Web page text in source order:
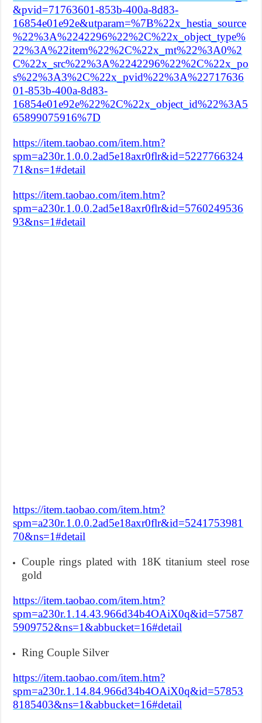
&pvid=71763601-853b-400a-8d83-
16854e01e92e&utparam=%7B%22x_hestia_source
%22%3A%2242296%22%2C%22x_object_type%
22%3A%22item%22%2C%22x_mt%22%3A0%2
C%22x_src%22%3A%2242296%22%2C%22x_po
s%22%3A3%2C%22x_pvid%22%3A%22717636
01-853b-400a-8d83-
16854e01e92e%22%2C%22x_object_id%22%3A5
65899075916%7D
https://item.taobao.com/item.htm?
spm=a230r.1.0.0.2ad5e18axr0flr&id=5227766324
71&ns=1#detail
https://item.taobao.com/item.htm?
spm=a230r.1.0.0.2ad5e18axr0flr&id=5760249536
93&ns=1#detail
https://item.taobao.com/item.htm?
spm=a230r.1.0.0.2ad5e18axr0flr&id=5241753981
70&ns=1#detail
Couple rings plated with 18K titanium steel rose
gold
https://item.taobao.com/item.htm?
spm=a230r.1.14.43.966d34b4OAiX0q&id=57587
5909752&ns=1&abbucket=16#detail
Ring Couple Silver
https://item.taobao.com/item.htm?
spm=a230r.1.14.84.966d34b4OAiX0q&id=57853
8185403&ns=1&abbucket=16#detail